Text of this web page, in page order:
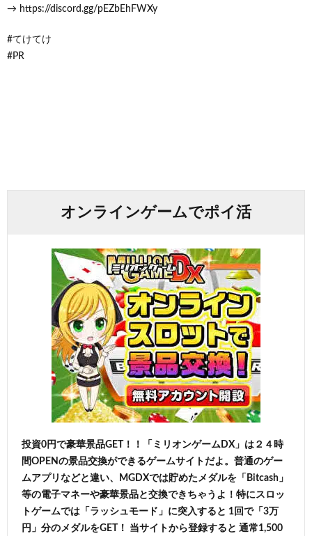
→ https://discord.gg/pEZbEhFWXy
#てけてけ
#PR
オンラインゲームでポイ活
投資0円で豪華景品GET！！「ミリオンゲームDX」は２４時
間OPENの景品交換ができるゲームサイトだよ。普通のゲー
ムアプリなどと違い、MGDXでは貯めたメダルを「Bitcash」
等の電子マネーや豪華景品と交換できちゃうよ！特にスロッ
トゲームでは「ラッシュモード」に突入すると 1回で「3万
円」分のメダルをGET！ 当サイトから登録すると 通常1,500